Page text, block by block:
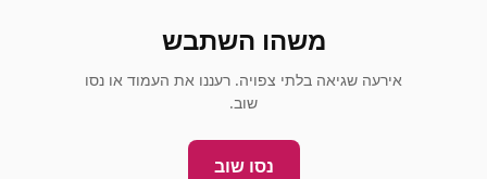
משהו השתבש
אירעה שגיאה בלתי צפויה. רעננו את העמוד או נסו
שוב.
נסו שוב